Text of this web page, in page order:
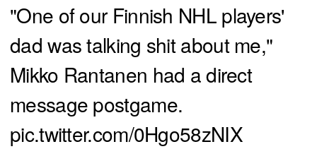
"One of our Finnish NHL players'
dad was talking shit about me,"
Mikko Rantanen had a direct
message postgame.
pic.twitter.com/0Hgo58zNIX